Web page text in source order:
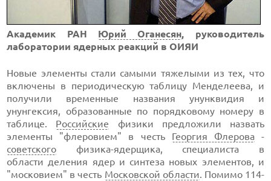
Академик РАН Юрий Оганесян, руководитель
лаборатории ядерных реакций в ОИЯИ
Новые элементы стали самыми тяжелыми из тех, что
включены в периодическую таблицу Менделеева, и
получили временные названия унунквидия и
унунгексия, образованные по порядковому номеру в
таблице. Российские физики предложили назвать
элементы "флеровием" в честь Георгия Флерова-
советского физика-ядерщика, специалиста в
области деления ядер и синтеза новых элементов, и
"московием" в честь Московской области. Помимо 114-